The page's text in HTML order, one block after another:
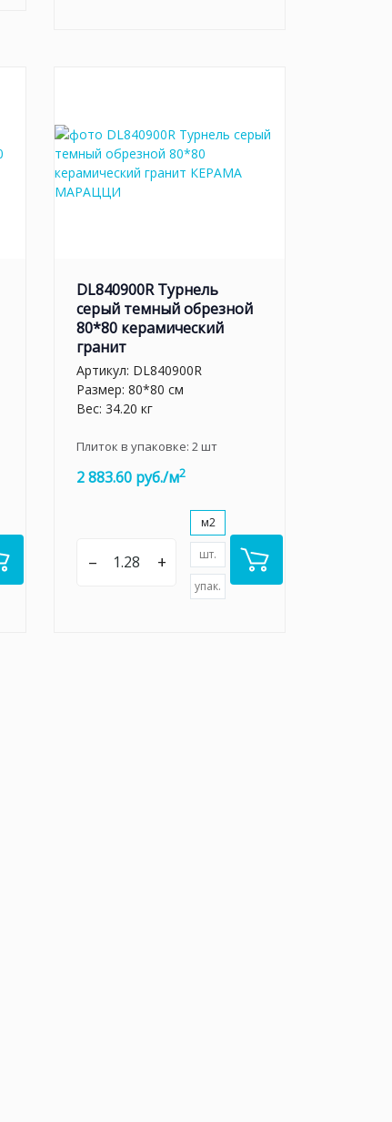
DL840900R Турнель
серый темный обрезной
80*80 керамический
гранит
Артикул: DL840900R
Размер: 80*80 см
Вес: 34.20 кг
Плиток в упаковке: 2 шт
2 883.60 руб./м2
– +
м2
шт.
упак.